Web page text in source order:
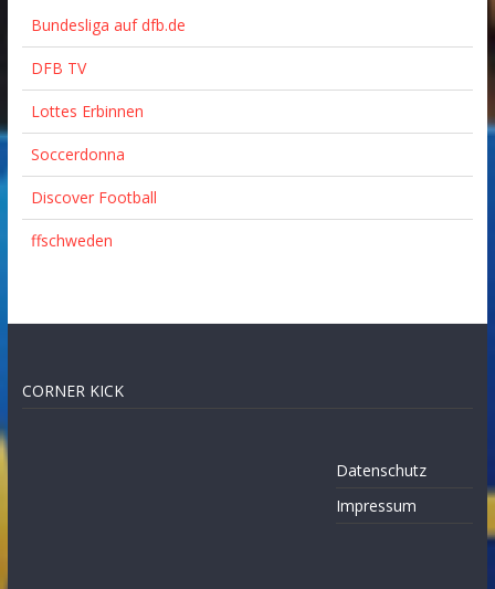
Bundesliga auf dfb.de
DFB TV
Lottes Erbinnen
Soccerdonna
Discover Football
ffschweden
CORNER KICK
Datenschutz
Impressum